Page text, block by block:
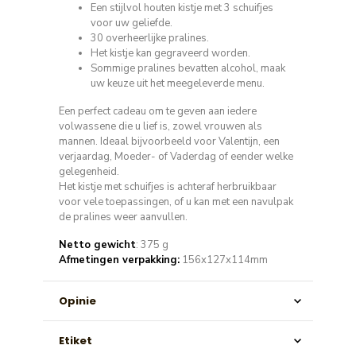
Een stijlvol houten kistje met 3 schuifjes
voor uw geliefde.
30 overheerlijke pralines.
Het kistje kan gegraveerd worden.
Sommige pralines bevatten alcohol, maak
uw keuze uit het meegeleverde menu.
Een perfect cadeau om te geven aan iedere
volwassene die u lief is, zowel vrouwen als
mannen. Ideaal bijvoorbeeld voor Valentijn, een
verjaardag, Moeder- of Vaderdag of eender welke
gelegenheid.
Het kistje met schuifjes is achteraf herbruikbaar
voor vele toepassingen, of u kan met een navulpak
de pralines weer aanvullen.
Netto gewicht: 375 g
Afmetingen verpakking: 156x127x114mm
Opinie
Etiket